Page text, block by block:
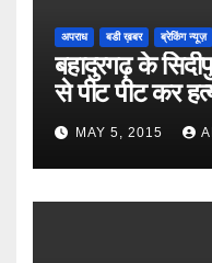
अपराध बडी ख़बर ब्रेकिंग न्यूज़
बहादुरगढ़ के
से पीट पीट कर
MAY 5, 2015